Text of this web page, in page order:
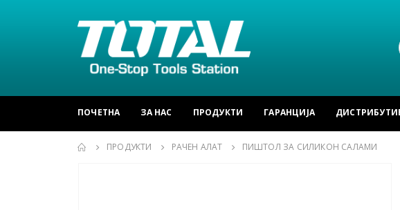
ПОЧЕТНА ЗА НАС ПРОДУКТИ ГАРАНЦИЈА
ПРОДУКТИ РАЧЕН АЛАТ ПИШТОЛ ЗА СИЛИКОН САЛАМИ